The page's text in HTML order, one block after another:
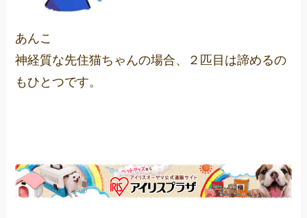
あんこ
神経質な先住猫ちゃんの場合、２匹目は諦めるの
もひとつです。